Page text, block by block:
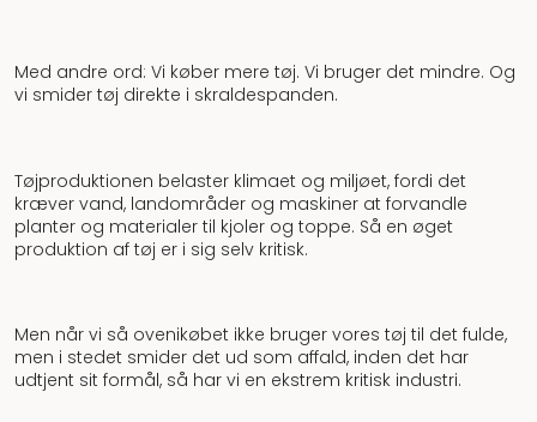
Med andre ord: Vi køber mere tøj. Vi bruger det mindre. Og
vi smider tøj direkte i skraldespanden.
Tøjproduktionen belaster klimaet og miljøet, fordi det
kræver vand, landområder og maskiner at forvandle
planter og materialer til kjoler og toppe. Så en øget
produktion af tøj er i sig selv kritisk.
Men når vi så ovenikøbet ikke bruger vores tøj til det fulde,
men i stedet smider det ud som affald, inden det har
udtjent sit formål, så har vi en ekstrem kritisk industri.